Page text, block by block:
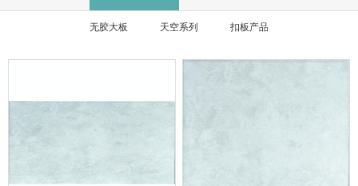
无胶大板 天空系列 扣板产品